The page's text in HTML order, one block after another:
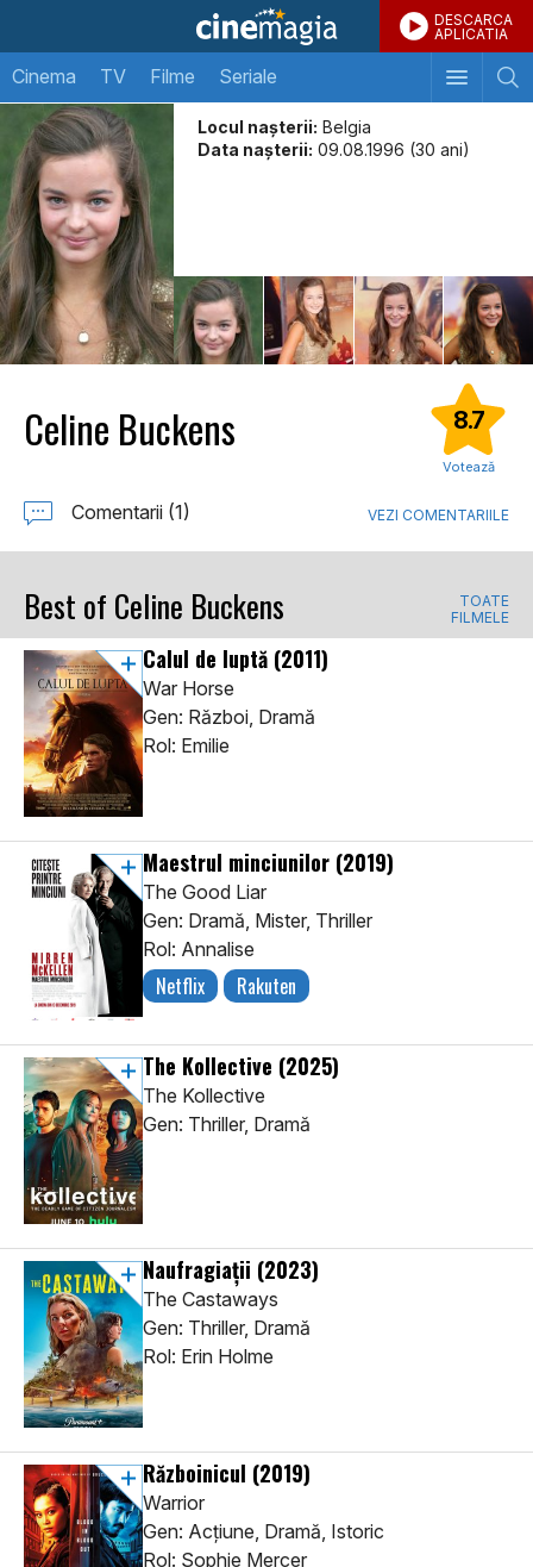
DESCARCA
APLICATIA
Cinema TV Filme Seriale
Locul naşterii: Belgia
Data naşterii: 09.08.1996 (30 ani)
Celine Buckens 8.7
Votează
Comentarii (1) VEZI COMENTARIILE
Best of Celine Buckens
TOATE
FILMELE
Calul de luptă (2011)
War Horse
Gen: Război, Dramă
Rol: Emilie
Maestrul minciunilor (2019)
The Good Liar
Gen: Dramă, Mister, Thriller
Rol: Annalise
Netflix Rakuten
The Kollective (2025)
The Kollective
Gen: Thriller, Dramă
Naufragiaţii (2023)
The Castaways
Gen: Thriller, Dramă
Rol: Erin Holme
Războinicul (2019)
Warrior
Gen: Acţiune, Dramă, Istoric
Rol: Sophie Mercer